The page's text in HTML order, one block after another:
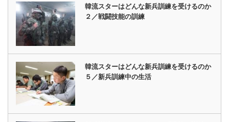
韓流スターはどんな新兵訓練を受けるのか
２／戦闘技能の訓練
韓流スターはどんな新兵訓練を受けるのか
５／新兵訓練中の生活